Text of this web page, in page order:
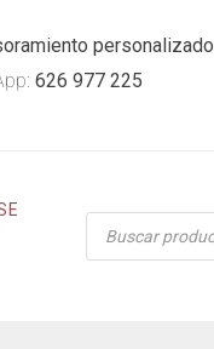
personalizado
626 977 225
Búsqueda